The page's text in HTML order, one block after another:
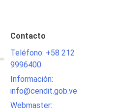
Contacto
Teléfono: +58 212
9996400
Información:
info@cendit.gob.ve
Webmaster: